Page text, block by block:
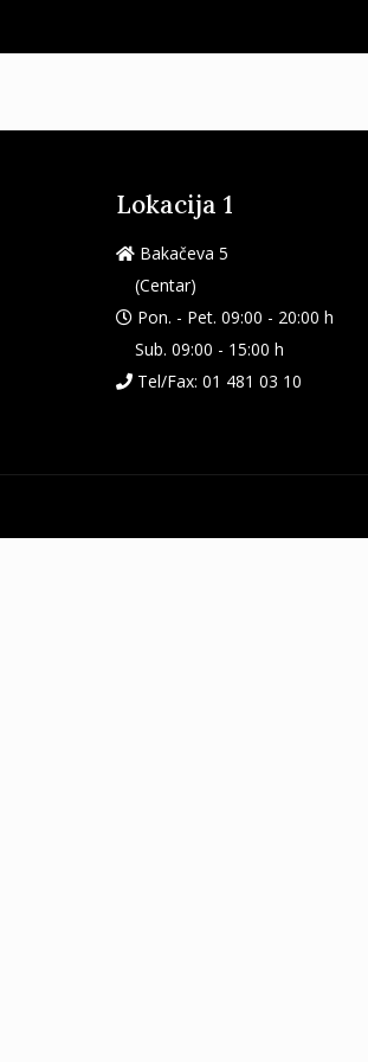
Lokacija 1
Bakačeva 5
(Centar)
Pon. - Pet. 09:00 - 20:00 h
Sub. 09:00 - 15:00 h
Tel/Fax:01 481 03 10